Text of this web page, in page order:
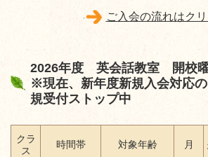
ご入会の流れはク
2026年度 英会話教室 開校
※現在、新年度新規入会対応
規受付ストップ中
クラ
ス
時間帯 対象年齢 月